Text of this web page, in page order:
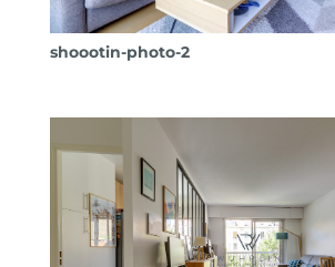
shoootin-photo-2